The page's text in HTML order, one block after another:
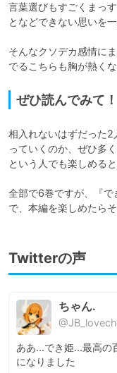
言葉選びもすごくまっ
となどできない思いを
そんなクソデカ感情に
でるこちらも胸が熱くな
ぜひ読んでみて！
相入れないはずだった2
っていくのか、ぜひ多
という人でも楽しめると
全部で6巻ですが、『
で、本編を楽しめたら
Twitterの声
ちゃん.
ああ...でき姫...最高の
になりました